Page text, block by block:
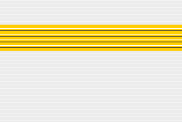
55 EP MM